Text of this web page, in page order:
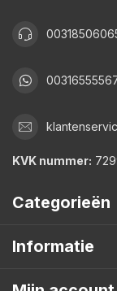
KVK nummer:
Categorieën
Informatie